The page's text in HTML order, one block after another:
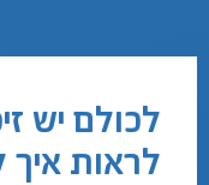
לכולם יש
לראות איך